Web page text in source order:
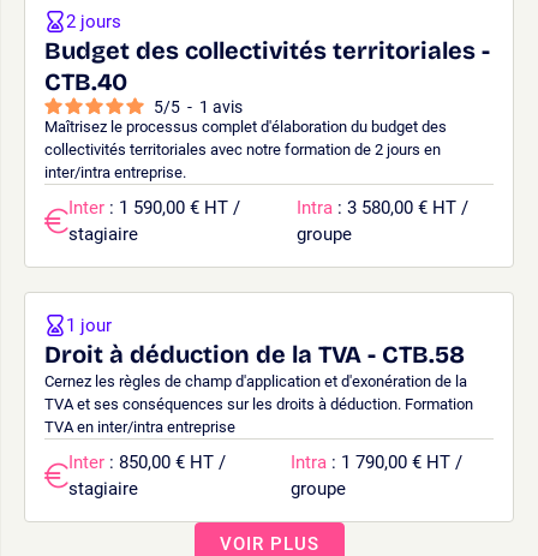
Budget des collectivités territoriales -
CTB.40
5/5 - 1 avis
Maîtrisez le processus complet d'élaboration du budget des
collectivités territoriales avec notre formation de 2 jours en
inter/intra entreprise.
2 jours
Inter : 1 590,00 € HT /
stagiaire
Intra : 3 580,00 € HT /
groupe
Droit à déduction de la TVA - CTB.58
Cernez les règles de champ d'application et d'exonération de la
TVA et ses conséquences sur les droits à déduction. Formation
TVA en inter/intra entreprise
1 jour
Inter : 850,00 € HT /
stagiaire
Intra : 1 790,00 € HT /
groupe
VOIR PLUS